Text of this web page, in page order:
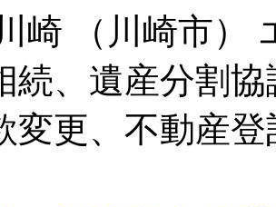
崎 （川崎市）
続、遺産分割
変更、不動産